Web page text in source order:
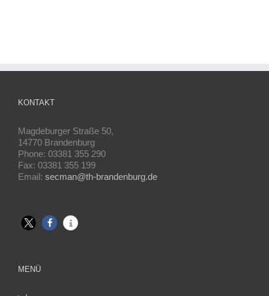
KONTAKT
Magdeburger Straße 50,
14770 Brandenburg
Phone: 03381 355 290
Fax: 03381 355 199
Email: secman@th-brandenburg.de
MENÜ